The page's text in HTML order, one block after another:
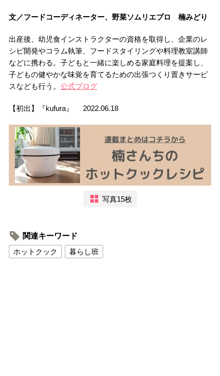
文／フードコーディネーター、野菜ソムリエプロ 楠みどり
出産後、幼児食インストラクターの資格を取得し、企業のレ
シピ開発やコラム執筆、フードスタイリングや料理教室講師
などに携わる。子どもと一緒に楽しめる家庭料理を提案し、
子どもの健やかな味覚を育てるための出張つくり置きサービ
スなども行う。 公式ブログ
【初出】『kufura』 2022.06.18
写真15枚
関連キーワード
ホットクック
暮らし班